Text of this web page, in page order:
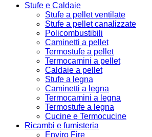
Stufe e Caldaie
Stufe a pellet ventilate
Stufe a pellet canalizzate
Policombustibili
Caminetti a pellet
Termostufe a pellet
Termocamini a pellet
Caldaie a pellet
Stufe a legna
Caminetti a legna
Termocamini a legna
Termostufe a legna
Cucine e Termocucine
Ricambi e fumisteria
Enviro Fire